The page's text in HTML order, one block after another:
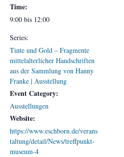
Time:
9:00 bis 12:00
Series:
Tinte und Gold – Fragmente
mittelalterlicher Handschriften
aus der Sammlung von Hanny
Franke | Ausstellung
Event Category:
Ausstellungen
Website:
https://www.eschborn.de/verans
taltung/detail/News/treffpunkt-
museum-4